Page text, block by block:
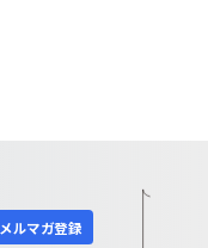
メルマガ登録